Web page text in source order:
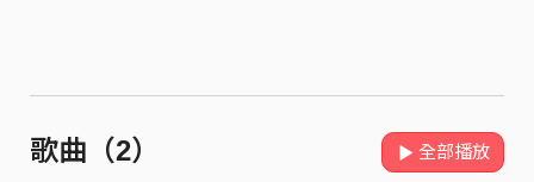
歌曲（2） 全部播放